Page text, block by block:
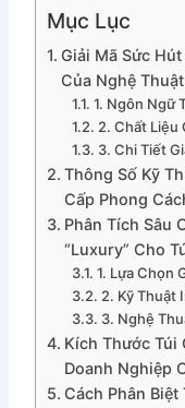
Mục Lục
Giải Mã Sức
Của Nghệ
1. Ngôn Ngữ
2. Chất Liệu
3. Chi Tiết
Thông Số Kỹ
Cấp Phong
Phân Tích Sâu
“Luxury” Cho
1. Lựa Chọn
2. Kỹ Thuật
3. Nghệ
Kích Thước Túi
Doanh Nghiệp
Cách Phân Biệt